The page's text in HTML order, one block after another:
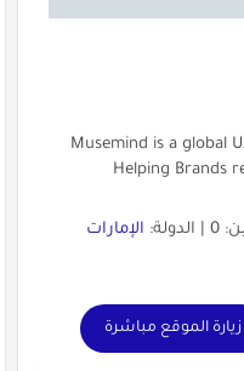
Musemind is a global
Helping Brands
الإمارات
زيارة الموقع مباشرة